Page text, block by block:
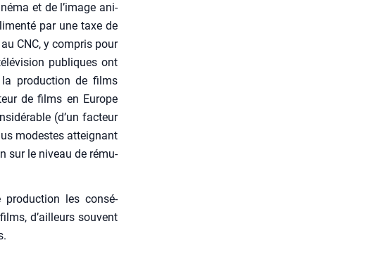
et de l’i­mage ani­
par une taxe de
CNC, y com­pris pour
publiques ont
la pro­duc­tion de films
de films en Europe
(d’un fac­teur
modestes attei­gnant
sur le niveau de rému­
pro­duc­tion les consé­
d’ailleurs sou­vent